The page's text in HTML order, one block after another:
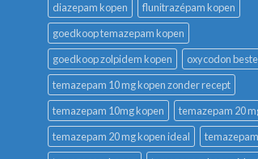
diazepam kopen
flunitrazépam kopen
goedkoop temazepam kopen
goedkoop zolpidem kopen
oxycodon
temazepam 10 mg kopen zonder recept
temazepam 10mg kopen
temazepam 20
temazepam 20 mg kopen ideal